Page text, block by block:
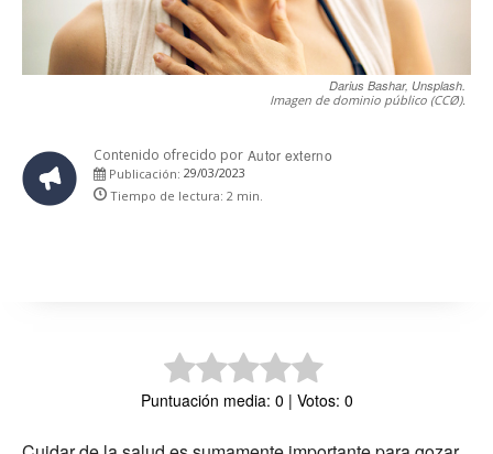
Darius Bashar, Unsplash.
Imagen de dominio público (CCØ).
Contenido ofrecido por Autor externo
Publicación: 29/03/2023
Tiempo de lectura: 2 min.
Puntuación media: 0 | Votos: 0